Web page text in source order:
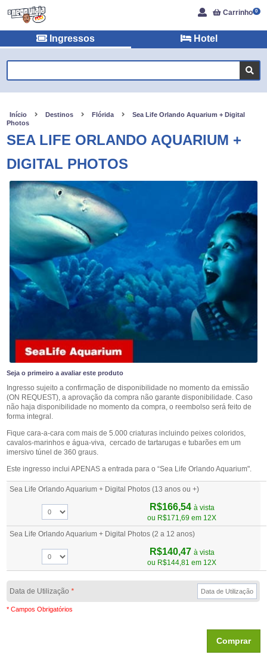
Carrinho 0
Ingressos Hotel
Início Destinos Flórida
Sea Life Orlando Aquarium + Digital
Photos
SEA LIFE ORLANDO AQUARIUM +
DIGITAL PHOTOS
Seja o primeiro a avaliar este produto
Ingresso sujeito a confirmação de disponibilidade no momento da emissão
(ON REQUEST), a aprovação da compra não garante disponibilidade. Caso
não haja disponibilidade no momento da compra, o reembolso será feito de
forma integral.
Fique cara-a-cara com mais de 5.000 criaturas incluindo peixes coloridos,
cavalos-marinhos e água-viva, cercado de tartarugas e tubarões em um
imersivo túnel de 360 graus.
Este ingresso inclui APENAS a entrada para o “Sea Life Orlando Aquarium".
Sea Life Orlando Aquarium + Digital Photos (13 anos ou +)
R$166,54 à vista
ou R$171,69 em 12X
Sea Life Orlando Aquarium + Digital Photos (2 a 12 anos)
R$140,47 à vista
ou R$144,81 em 12X
Data de Utilização*
* Campos Obrigatórios
Comprar